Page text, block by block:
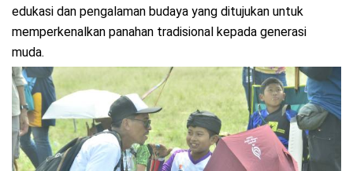
edukasi dan pengalaman budaya yang ditujukan untuk
memperkenalkan panahan tradisional kepada generasi
muda.